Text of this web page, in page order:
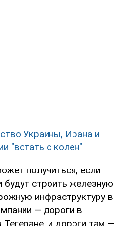
Украины, Ирана и
"встать с колен"
получиться, если
будут строить железную
инфраструктуру в
— дороги в
и дороги там —